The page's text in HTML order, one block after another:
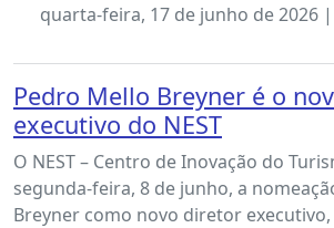
quarta-feira, 17 de junho de 2026 |
Pedro Mello Breyner é o
executivo do NEST
O NEST – Centro de Inovação do
segunda-feira, 8 de junho, a
Breyner como novo diretor